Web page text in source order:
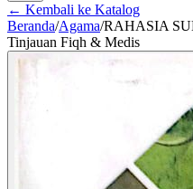
← Kembali ke Katalog
Beranda/Agama/RAHASIA
Tinjauan Fiqh & Medis